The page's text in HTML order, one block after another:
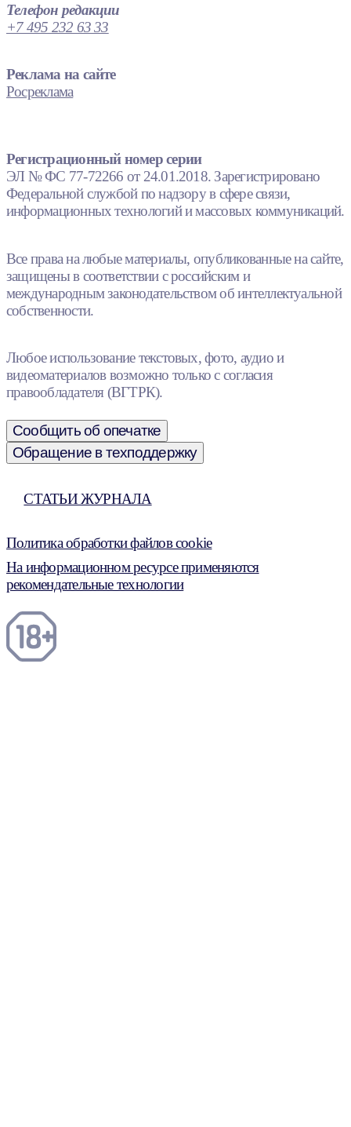
Телефон редакции
+7 495 232 63 33
Реклама на сайте
Росреклама
Регистрационный номер серии
ЭЛ № ФС 77-72266 от 24.01.2018. Зарегистрировано
Федеральной службой по надзору в сфере связи,
информационных технологий и массовых коммуникаций.
Все права на любые материалы, опубликованные на сайте,
защищены в соответствии с российским и
международным законодательством об интеллектуальной
собственности.
Любое использование текстовых, фото, аудио и
видеоматериалов возможно только с согласия
правообладателя (ВГТРК).
Сообщить об опечатке
Обращение в техподдержку
СТАТЬИ ЖУРНАЛА
Политика обработки файлов cookie
На информационном ресурсе применяются
рекомендательные технологии